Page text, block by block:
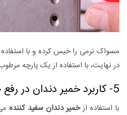
مسواک نرمی را خیس کرده و با
در نهایت، با استفاده از یک پارچه
5- کاربرد خمیر دندان در رفع خراش های CD
با استفاده ازخمیر دندان سفید کننده